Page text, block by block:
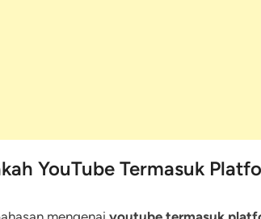
YouTube Termasuk